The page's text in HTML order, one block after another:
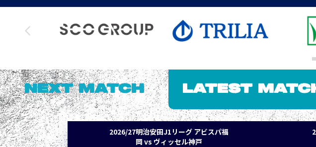
NEXT MATCH LATEST
2026/27明治安田J1リーグ アビスパ福
岡 vs ヴィッセル神戸